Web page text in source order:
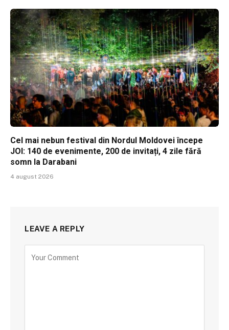
Cel mai nebun festival din Nordul Moldovei începe
JOI: 140 de evenimente, 200 de invitați, 4 zile fără
somn la Darabani
4 august 2026
LEAVE A REPLY